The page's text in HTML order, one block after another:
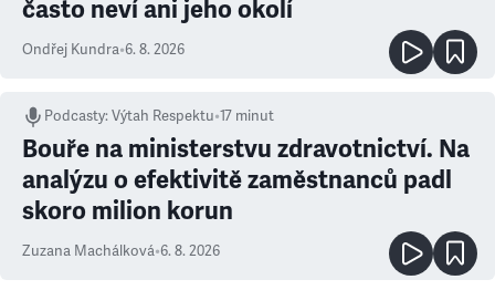
často neví ani jeho okolí
Ondřej Kundra•6. 8. 2026
Podcasty:Výtah Respektu•17 minut
Bouře na ministerstvu zdravotnictví. Na
analýzu o efektivitě zaměstnanců padl
skoro milion korun
Zuzana Machálková•6. 8. 2026